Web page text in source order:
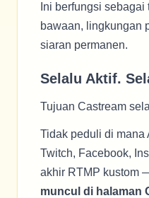
Ini berfungsi
bawaan, lingkungan
siaran permanen.
Selalu Aktif.
Tujuan Castream
Tidak peduli di
Twitch, Facebook,
akhir RTMP kustom
muncul di halaman